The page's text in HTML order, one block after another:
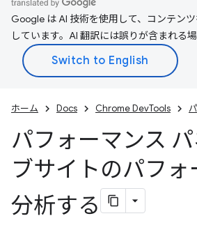
Google は AI 技術を使用して、コンテン
しています。AI 翻訳には誤りが含まれる場
ホーム Docs Chrome DevTools
パフォーマンス
ブサイトのパフォ
分析する